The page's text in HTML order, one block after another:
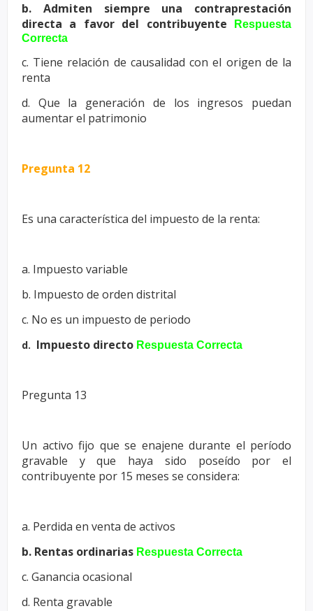
b. Admiten siempre una contraprestación
directa a favor del contribuyente
Respuesta
Correcta
c. Tiene relación de causalidad con el origen de la
renta
d. Que la generación de los ingresos puedan
aumentar el patrimonio
Pregunta 12
Es una característica del impuesto de la renta:
a. Impuesto variable
b. Impuesto de orden distrital
c. No es un impuesto de periodo
d. Impuesto directo Respuesta Correcta
Pregunta 13
Un activo fijo que se enajene durante el período
gravable y que haya sido poseído por el
contribuyente por 15 meses se considera:
a. Perdida en venta de activos
b. Rentas ordinarias Respuesta Correcta
c. Ganancia ocasional
d. Renta gravable